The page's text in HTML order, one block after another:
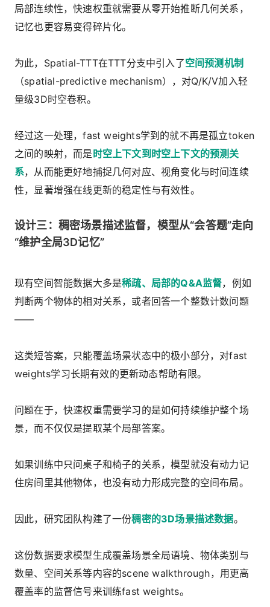
局部连续性，快速权重就需要从零开始推断几何关系，
记忆也更容易变得碎片化。
为此，Spatial-TTT在TTT分支中引入了空间预测机制
（spatial-predictive mechanism），对Q/K/V加入轻
量级3D时空卷积。
经过这一处理，fast weights学到的就不再是孤立token
之间的映射，而是时空上下文到时空上下文的预测关
系，从而能更好地捕捉几何对应、视角变化与时间连续
性，显著增强在线更新的稳定性与有效性。
设计三：稠密场景描述监督，模型从“会答题”走向
“维护全局3D记忆”
现有空间智能数据大多是稀疏、局部的Q&A监督，例如
判断两个物体的相对关系，或者回答一个整数计数问题
——
这类短答案，只能覆盖场景状态中的极小部分，对fast
weights学习长期有效的更新动态帮助有限。
问题在于，快速权重需要学习的是如何持续维护整个场
景，而不仅仅是提取某个局部答案。
如果训练中只问桌子和椅子的关系，模型就没有动力记
住房间里其他物体，也没有动力形成完整的空间布局。
因此，研究团队构建了一份稠密的3D场景描述数据。
这份数据要求模型生成覆盖场景全局语境、物体类别与
数量、空间关系等内容的scene walkthrough，用更高
覆盖率的监督信号来训练fast weights。